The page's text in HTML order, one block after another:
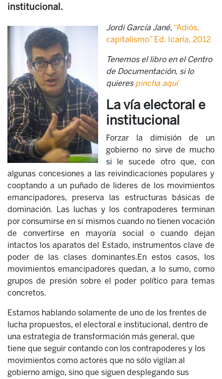
institucional.
Jordi García Jané, “Adiós,
capitalismo” Ed. Icaria, 2012
Tenemos el libro en el Centro
de Documentación, si lo
quieres pincha aquí
La vía electoral e
institucional
Forzar la dimisión de un
gobierno no sirve de mucho
si le sucede otro que, con
algunas concesiones a las reivindicaciones populares y
cooptando a un puñado de lideres de los movimientos
emancipadores, preserva las estructuras básicas de
dominación. Las luchas y los contrapoderes terminan
por consumirse en sí mismos cuando no tienen vocación
de convertirse en mayoría social o cuando dejan
intactos los aparatos del Estado, instrumentos clave de
poder de las clases dominantes.En estos casos, los
movimientos emancipadores quedan, a lo sumo, como
grupos de presión sobre el poder político para temas
concretos.
Estamos hablando solamente de uno de los frentes de
lucha propuestos, el electoral e institucional, dentro de
una estrategia de transformación más general, que
tiene que seguir contando con los contrapoderes y los
movimientos como actores que no sólo vigilan al
gobierno amigo, sino que siguen desplegando sus